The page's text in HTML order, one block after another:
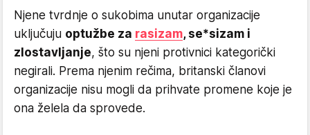
Njene tvrdnje o sukobima unutar organizacije
uključuju optužbe za rasizam, se*sizam i
zlostavljanje, što su njeni protivnici kategorički
negirali. Prema njenim rečima, britanski članovi
organizacije nisu mogli da prihvate promene koje je
ona želela da sprovede.